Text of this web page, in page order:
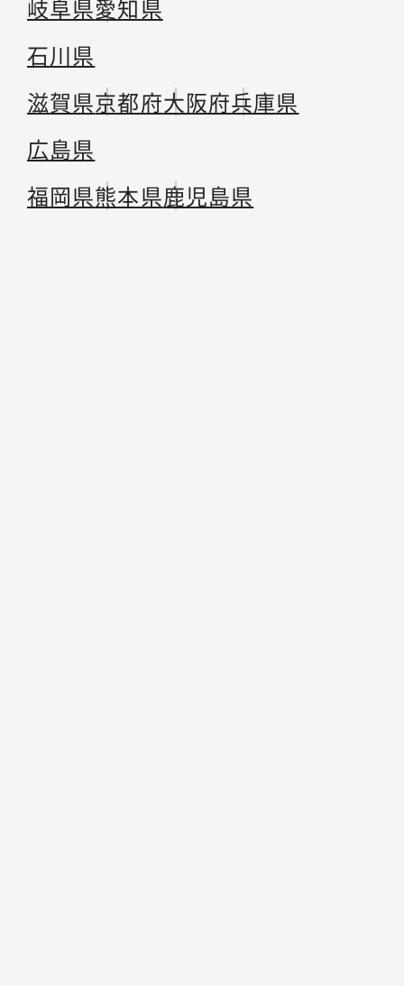
岐阜県愛知県
石川県
滋賀県京都府大阪府兵庫県
広島県
福岡県熊本県鹿児島県